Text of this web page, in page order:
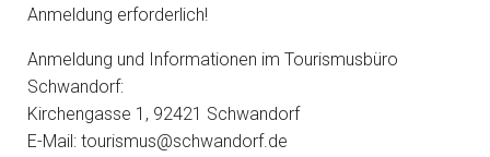
Anmeldung erforderlich!
Anmeldung und Informationen im Tourismusbüro
Schwandorf:
Kirchengasse 1, 92421 Schwandorf
E-Mail: tourismus@schwandorf.de